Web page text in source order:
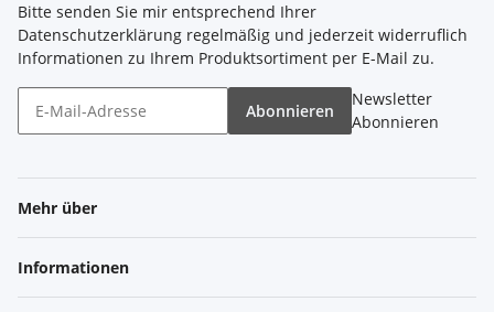
Bitte senden Sie mir entsprechend Ihrer
Datenschutzerklärung regelmäßig und jederzeit widerruflich
Informationen zu Ihrem Produktsortiment per E-Mail zu.
Abonnieren
Newsletter
Abonnieren
Mehr über
Informationen